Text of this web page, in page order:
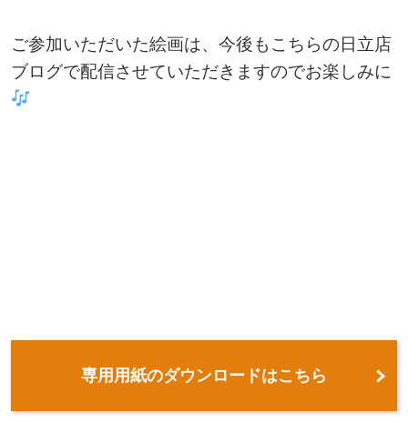
ご参加いただいた絵画は、今後もこちらの日立店
ブログで配信させていただきますのでお楽しみに
専用用紙のダウンロードはこちら